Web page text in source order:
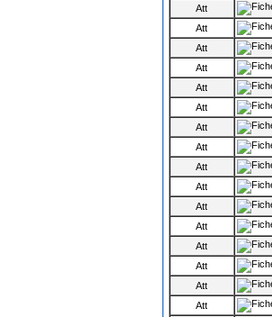
Att
Att
Att
Att
Att
Att
Att
Att
Att
Att
Att
Att
Att
Att
Att
Att